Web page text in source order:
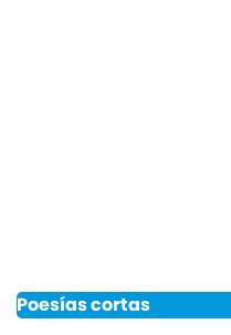
Poesías cortas